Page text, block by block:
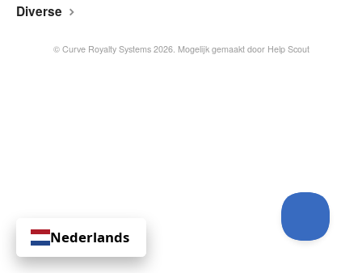
Diverse
© Curve Royalty Systems 2026. Mogelijk gemaakt door Help Scout
Nederlands